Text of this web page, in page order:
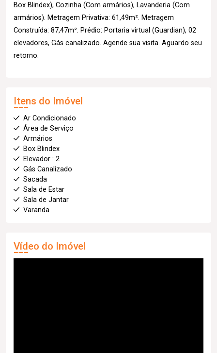
Box Blindex), Cozinha (Com armários), Lavanderia (Com
armários). Metragem Privativa: 61,49m². Metragem
Construída: 87,47m². Prédio: Portaria virtual (Guardian), 02
elevadores, Gás canalizado. Agende sua visita. Aguardo seu
retorno.
Itens do Imóvel
Ar Condicionado
Área de Serviço
Armários
Box Blindex
Elevador : 2
Gás Canalizado
Sacada
Sala de Estar
Sala de Jantar
Varanda
Vídeo do Imóvel